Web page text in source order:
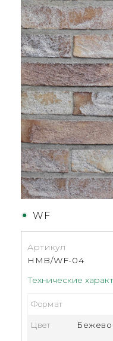
WF
Технические
Артикул
HMB/WF-04
Формат
Цвет